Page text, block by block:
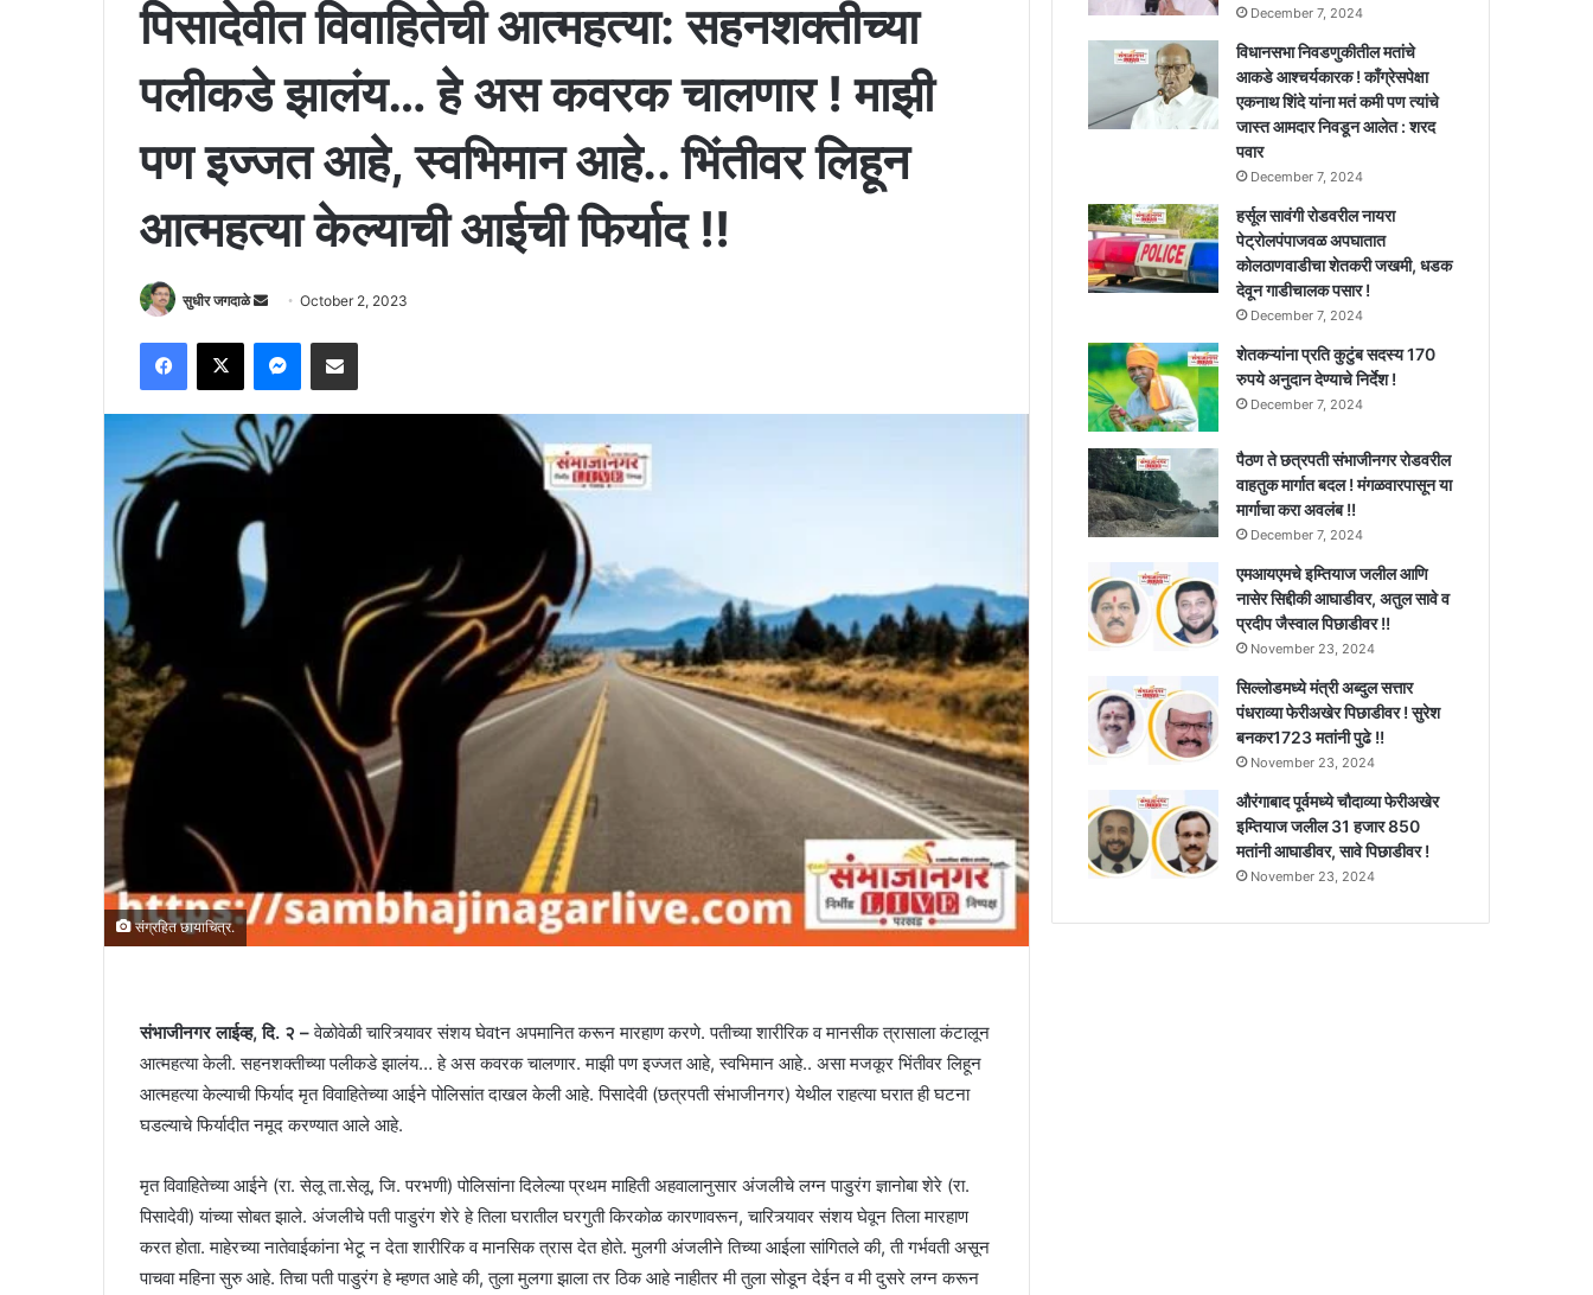
पिसादेवीत विवाहितेची आत्महत्या: सहनशक्तीच्या
पलीकडे झालंय… हे अस कवरक चालणार ! माझी
पण इज्जत आहे, स्वभिमान आहे.. भिंतीवर लिहून
आत्महत्या केल्याची आईची फिर्याद !!
सुधीर जगदाळे
Send
email
October 2, 2023
Facebook
X Messenger
Share via Email
संग्रहित छायाचित्र.
संभाजीनगर लाईव्ह, दि. २ –वेळोवेळी चारित्र्यावर संशय घेवtन अपमानित करून मारहाण करणे. पतीच्या शारीरिक व मानसीक त्रासाला कंटालून
आत्महत्या केली. सहनशक्तीच्या पलीकडे झालंय… हे अस कवरक चालणार. माझी पण इज्जत आहे, स्वभिमान आहे.. असा मजकूर भिंतीवर लिहून
आत्महत्या केल्याची फिर्याद मृत विवाहितेच्या आईने पोलिसांत दाखल केली आहे. पिसादेवी (छत्रपती संभाजीनगर) येथील राहत्या घरात ही घटना
घडल्याचे फिर्यादीत नमूद करण्यात आले आहे.
मृत विवाहितेच्या आईने (रा. सेलू ता.सेलू, जि. परभणी) पोलिसांना दिलेल्या प्रथम माहिती अहवालानुसार अंजलीचे लग्न पाडुरंग ज्ञानोबा शेरे (रा.
पिसादेवी) यांच्या सोबत झाले. अंजलीचे पती पाडुरंग शेरे हे तिला घरातील घरगुती किरकोळ कारणावरून, चारित्र्यावर संशय घेवून तिला मारहाण
करत होता. माहेरच्या नातेवाईकांना भेटू न देता शारीरिक व मानसिक त्रास देत होते. मुलगी अंजलीने तिच्या आईला सांगितले की, ती गर्भवती असून
पाचवा महिना सुरु आहे. तिचा पती पाडुरंग हे म्हणत आहे की, तुला मुलगा झाला तर ठिक आहे नाहीतर मी तुला सोडून देईन व मी दुसरे लग्न करून
December 7, 2024
विधानसभा निवडणुकीतील मतांचे
आकडे आश्चर्यकारक ! काँग्रेसपेक्षा
एकनाथ शिंदे यांना मतं कमी पण त्यांचे
जास्त आमदार निवडून आलेत : शरद
पवार
December 7, 2024
हर्सूल सावंगी रोडवरील नायरा
पेट्रोलपंपाजवळ अपघातात
कोलठाणवाडीचा शेतकरी जखमी, धडक
देवून गाडीचालक पसार !
December 7, 2024
शेतकऱ्यांना प्रति कुटुंब सदस्य 170
रुपये अनुदान देण्याचे निर्देश !
December 7, 2024
पैठण ते छत्रपती संभाजीनगर रोडवरील
वाहतुक मार्गात बदल ! मंगळवारपासून या
मार्गाचा करा अवलंब !!
December 7, 2024
एमआयएमचे इम्तियाज जलील आणि
नासेर सिद्दीकी आघाडीवर, अतुल सावे व
प्रदीप जैस्वाल पिछाडीवर !!
November 23, 2024
सिल्लोडमध्ये मंत्री अब्दुल सत्तार
पंधराव्या फेरीअखेर पिछाडीवर ! सुरेश
बनकर1723 मतांनी पुढे !!
November 23, 2024
औरंगाबाद पूर्वमध्ये चौदाव्या फेरीअखेर
इम्तियाज जलील 31 हजार 850
मतांनी आघाडीवर, सावे पिछाडीवर !
November 23, 2024